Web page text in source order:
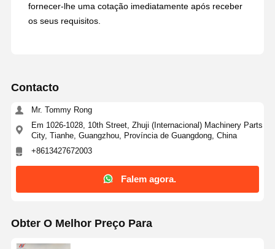
fornecer-lhe uma cotação imediatamente após receber
os seus requisitos.
Contacto
Mr. Tommy Rong
Em 1026-1028, 10th Street, Zhuji (Internacional) Machinery Parts
City, Tianhe, Guangzhou, Província de Guangdong, China
+8613427672003
Falem agora.
Obter O Melhor Preço Para